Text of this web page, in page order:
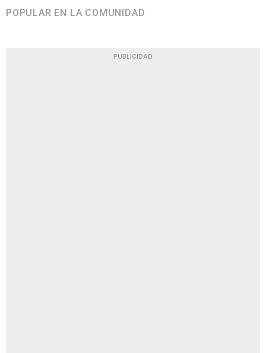
POPULAR EN LA COMUNIDAD
PUBLICIDAD